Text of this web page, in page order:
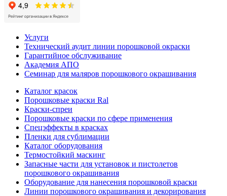
Услуги
Технический аудит линии порошковой окраски
Гарантийное обслуживание
Академия АПО
Семинар для маляров порошкового окрашивания
Каталог красок
Порошковые краски Ral
Краски-спреи
Порошковые краски по сфере применения
Спецэффекты в красках
Пленки для сублимации
Каталог оборудования
Термостойкий маскинг
Запасные части для установок и пистолетов
порошкового окрашивания
Оборудование для нанесения порошковой краски
Линии порошкового окрашивания и декорирования